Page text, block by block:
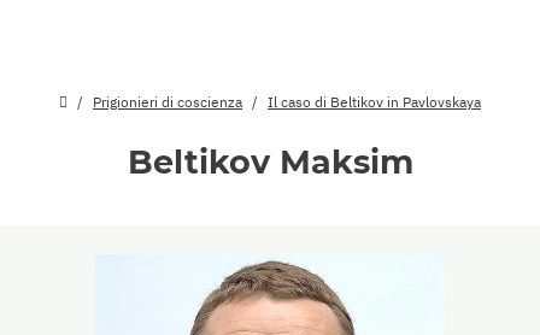
Prigionieri di coscienza Il caso di Beltikov in Pavlovskaya
Beltikov Maksim